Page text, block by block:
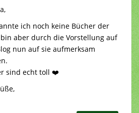
ich noch keine Bücher der
aber durch die Vorstellung auf
nun auf sie aufmerksam
sind echt toll ❤️